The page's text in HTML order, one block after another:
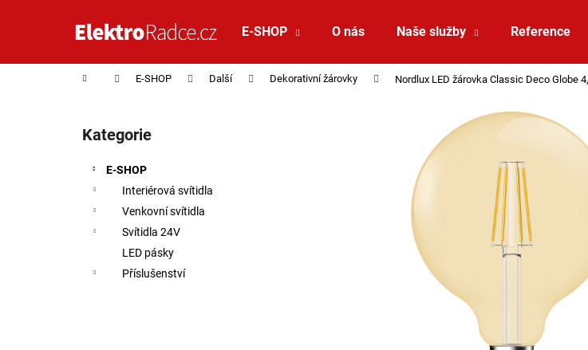
E-SHOP O nás Naše služby Reference
Domů E-SHOP Další Dekorativní žárovky Nordlux LED žárovka Classic Deco Globe
Přeskočit kategorie
Kategorie
E-SHOP
Interiérová svítidla
Venkovní svítidla
Svítidla 24V
LED pásky
Příslušenství
Zpět
do
Zpět
do
Co potřebujete najít?
Doporučujeme
ZÁVĚSNÉ SVÍTIDLO RANDO THIN